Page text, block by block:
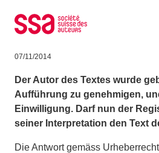
Bühnentexten?
07/11/2014
Der Autor des Textes wurde
Aufführung zu genehmigen,
Einwilligung. Darf nun der
seiner Interpretation den Text
Die Antwort gemäss